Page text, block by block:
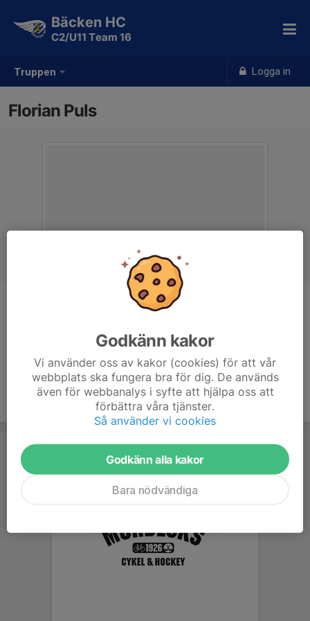
Truppen Logga in
Bäcken HC
C2/U11 Team 16
Florian Puls
Materialare
Godkänn kakor
Vi använder oss av kakor (cookies) för att vår
webbplats ska fungera bra för dig. De används
även för webbanalys i syfte att hjälpa oss att
förbättra våra tjänster.
Så använder vi cookies
Godkänn alla kakor
Bara nödvändiga